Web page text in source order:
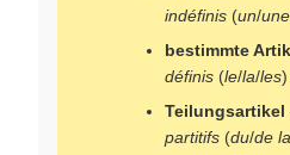
indéfinis (un/une
bestimmte
définis (le/la/les
Teilungsartikel
partitifs (du/de la